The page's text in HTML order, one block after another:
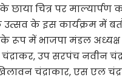
चित्र पर माल्यार्पण
उत्सव के इस कार्यक्रम में
रूप में भाजपा मंडल अध्यक्ष
उप सरपंच नवीन
चंद्राकार, एस एल